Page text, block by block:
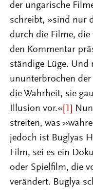
der ungarische
schreibt, »sind nur
durch die Filme, die
den Kommentar
ständige Lüge.
ununterbrochen
die Wahrheit, sie
Illusion vor.« [1]
streiten, was
jedoch ist Buglyas
Film, sei es ein
oder Spielfilm, die
verändert. Buglya